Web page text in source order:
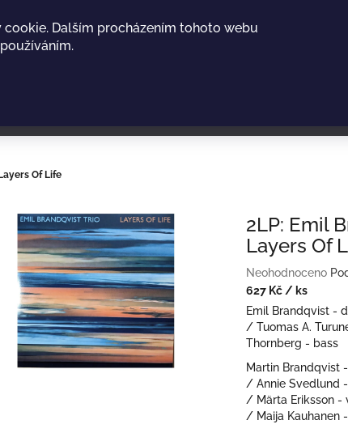
Dalším procházením tohoto webu
Of Life
2LP: Emil
Layers Of
Průměrné
hodnocení
produktu
je
0,0
5
hvězdiček.
Neohodnoceno
627 Kč / ks
Měrná
cena:
Emil Brandqvist -
/ Tuomas A.
Thornberg - bass
Martin Brandqvist
/ Annie Svedlund
/ Märta Eriksson -
/ Maija Kauhanen